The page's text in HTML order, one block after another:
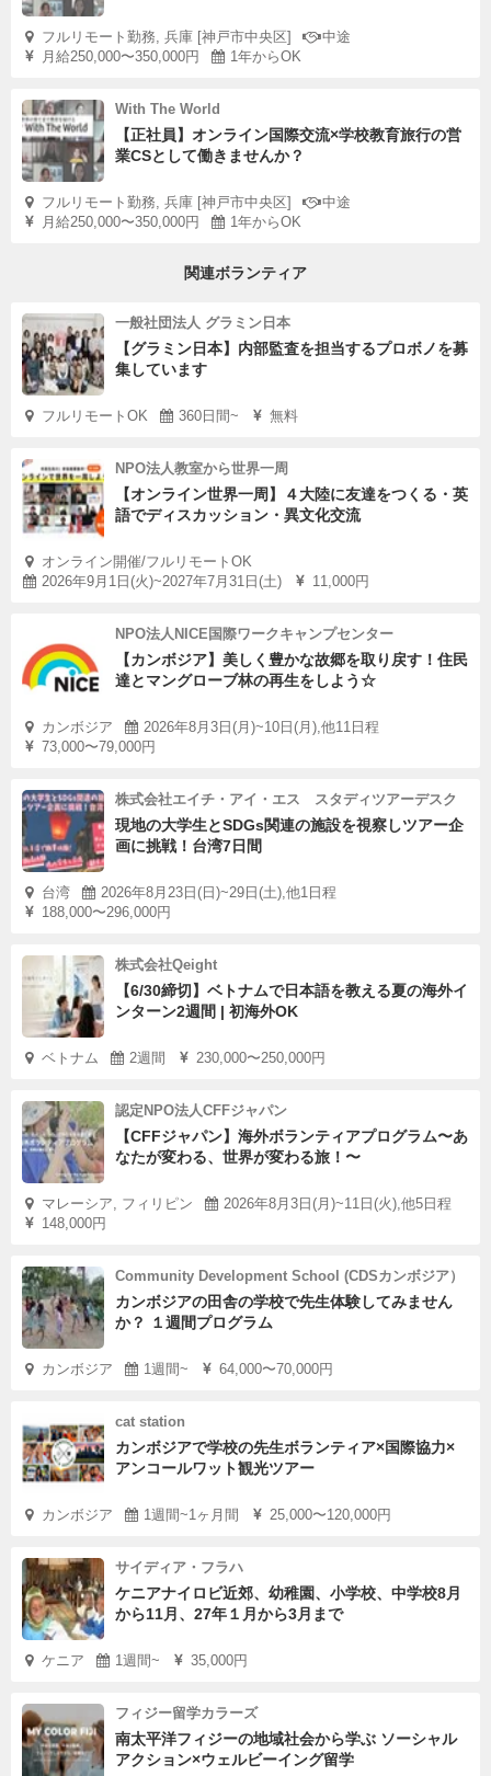
フルリモート勤務, 兵庫 [神戸市中央区]
中途
月給250,000〜350,000円
1年からOK
With The World
【正社員】オンライン国際交流×学校教育旅行の営
業CSとして働きませんか？
フルリモート勤務, 兵庫 [神戸市中央区]
中途
月給250,000〜350,000円
1年からOK
関連ボランティア
一般社団法人 グラミン日本
【グラミン日本】内部監査を担当するプロボノを募
集しています
フルリモートOK 360日間~ 無料
NPO法人教室から世界一周
【オンライン世界一周】４大陸に友達をつくる・英
語でディスカッション・異文化交流
オンライン開催/フルリモートOK
2026年9月1日(火)~2027年7月31日(土)
11,000円
NPO法人NICE国際ワークキャンプセンター
【カンボジア】美しく豊かな故郷を取り戻す！住民
達とマングローブ林の再生をしよう☆
カンボジア
2026年8月3日(月)~10日(月),他11日程
73,000〜79,000円
株式会社エイチ・アイ・エス スタディツアーデスク
現地の大学生とSDGs関連の施設を視察しツアー企
画に挑戦！台湾7日間
台湾
2026年8月23日(日)~29日(土),他1日程
188,000〜296,000円
株式会社Qeight
【6/30締切】ベトナムで日本語を教える夏の海外イ
ンターン2週間 | 初海外OK
ベトナム 2週間 230,000〜250,000円
認定NPO法人CFFジャパン
【CFFジャパン】海外ボランティアプログラム〜あ
なたが変わる、世界が変わる旅！〜
マレーシア, フィリピン
2026年8月3日(月)~11日(火),他5日程
148,000円
Community Development School (CDSカンボジア）
カンボジアの田舎の学校で先生体験してみません
か？ １週間プログラム
カンボジア 1週間~ 64,000〜70,000円
cat station
カンボジアで学校の先生ボランティア×国際協力×
アンコールワット観光ツアー
カンボジア 1週間~1ヶ月間 25,000〜120,000円
サイディア・フラハ
ケニアナイロビ近郊、幼稚園、小学校、中学校8月
から11月、27年１月から3月まで
ケニア 1週間~ 35,000円
フィジー留学カラーズ
南太平洋フィジーの地域社会から学ぶ ソーシャル
アクション×ウェルビーイング留学